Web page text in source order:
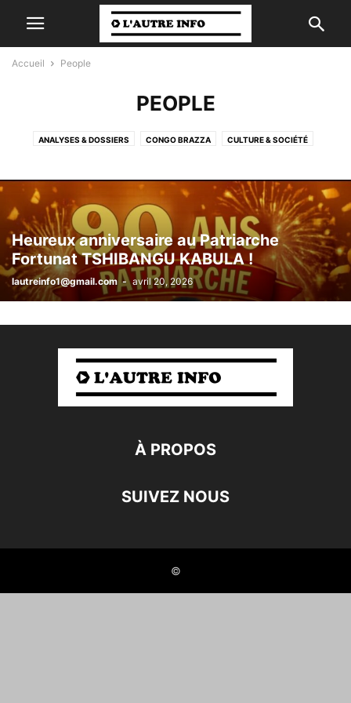
Accueil People
PEOPLE
ANALYSES & DOSSIERS CONGO BRAZZA CULTURE & SOCIÉTÉ
PEOPLE POLITIQUE PROVERBE RÉGIONS RELIGION
SCIENCES ET TECHNOLOGIES SPORTS VIDEO
Heureux anniversaire au Patriarche
Fortunat TSHIBANGU KABULA !
lautreinfo1@gmail.com - avril 20, 2026
À PROPOS
SUIVEZ NOUS
©